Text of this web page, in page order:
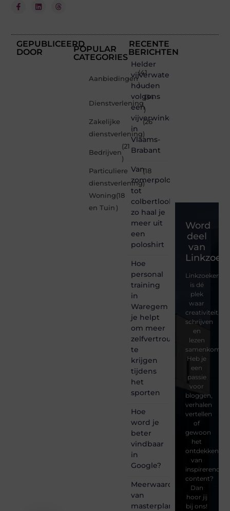
GEPUBLICEERD
DOOR
POPULAR
CATEGORIES
Aanbiedingen
(41
)
Dienstverlening
(34
)
Zakelijke
dienstverlening
(26
)
Bedrijven
(21
)
Particuliere
dienstverlening
(18
)
Woning
en Tuin
(18
)
RECENTE
BERICHTEN
Helder
vijverwater
houden
volgens
een
vijverwinkel
in
Vlaams-
Brabant
Van
zomerpolo
tot
colbertlook
zo haal je
meer uit
een
poloshirt
Hoe
personal
training
in
Waregem
je helpt
om meer
zelfvertrouwen
te
krijgen
tijdens
het
sporten
Hoe
word je
beter
vindbaar
in
Google?
Meerwaarde
van
masterplanning
Word
deel
van
is dé
plek
waar
creativiteit,
schrijven
en
lezen
samenkomen.
Heb je
een
passie
voor
bloggen,
verhalen
vertellen
of
gewoon
het
ontdekken
van
inspirerende
content?
Dan
hoor jij
bij ons!